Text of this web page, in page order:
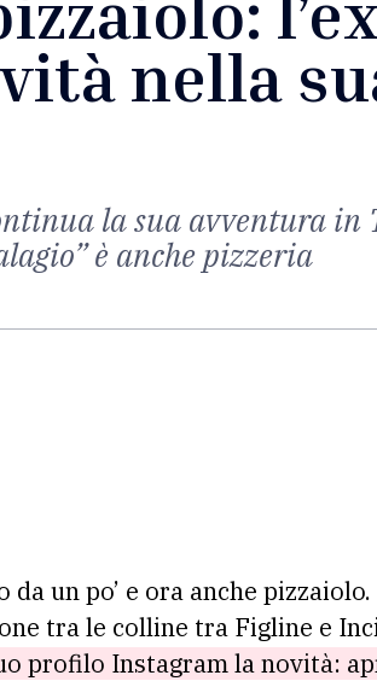
nella
la sua avventura in
è anche pizzeria
un po’ e ora anche pizzaiolo.
tra le colline tra Figline e
profilo Instagram la novità: